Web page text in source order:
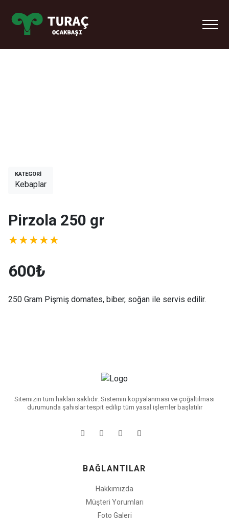
KATEGORİ
Kebaplar
Pirzola 250 gr
★★★★★
600₺
250 Gram Pişmiş domates, biber, soğan ile servis edilir.
Sitemizin tüm hakları saklıdır. Sistemin kopyalanması ve çoğaltılması
durumunda şahıslar tespit edilip tüm yasal işlemler başlatılır
BAĞLANTILAR
Hakkımızda
Müşteri Yorumları
Foto Galeri